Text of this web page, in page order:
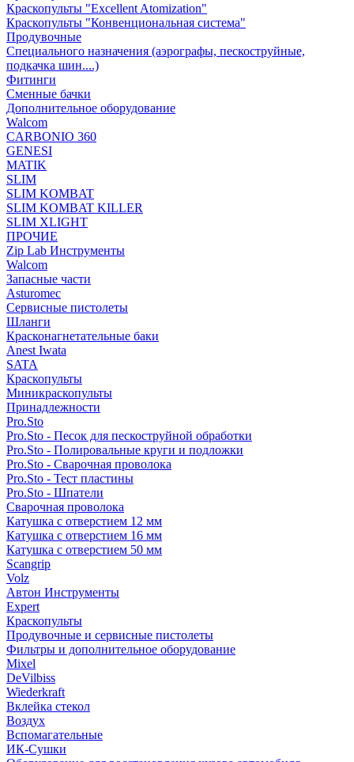
Краскопульты "Excellent Atomization"
Краскопульты "Конвенциональная система"
Продувочные
Специального назначения (аэрографы, пескоструйные,
подкачка шин....)
Фитинги
Сменные бачки
Дополнительное оборудование
Walcom
CARBONIO 360
GENESI
MATIK
SLIM
SLIM KOMBAT
SLIM KOMBAT KILLER
SLIM XLIGHT
ПРОЧИЕ
Zip Lab Инструменты
Walсom
Запасные части
Asturomec
Сервисные пистолеты
Шланги
Красконагнетательные баки
Anest Iwata
SATA
Краскопульты
Миникраскопульты
Принадлежности
Pro.Sto
Pro.Sto - Песок для пескоструйной обработки
Pro.Sto - Полировальные круги и подложки
Pro.Sto - Сварочная проволока
Pro.Sto - Тест пластины
Pro.Sto - Шпатели
Сварочная проволока
Катушка с отверстием 12 мм
Катушка с отверстием 16 мм
Катушка с отверстием 50 мм
Scangrip
Volz
Автон Инструменты
Expert
Краскопульты
Продувочные и сервисные пистолеты
Фильтры и дополнительное оборудование
Mixel
DeVilbiss
Wiederkraft
Вклейка стекол
Воздух
Вспомагательные
ИК-Сушки